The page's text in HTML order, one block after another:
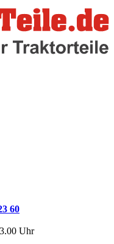
60
Uhr